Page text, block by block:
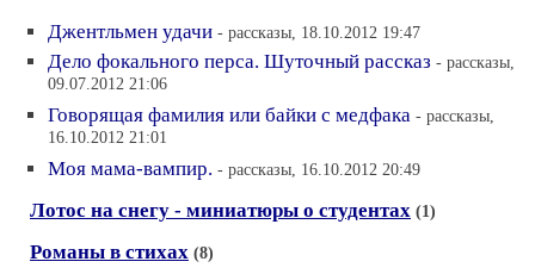
Джентльмен удачи - рассказы, 18.10.2012 19:47
Дело фокального перса. Шуточный рассказ - рассказы,
09.07.2012 21:06
Говорящая фамилия или байки с медфака - рассказы,
16.10.2012 21:01
Моя мама-вампир. - рассказы, 16.10.2012 20:49
Лотос на снегу - миниатюры о студентах (1)
Романы в стихах (8)